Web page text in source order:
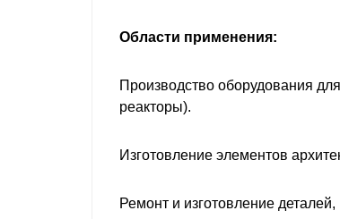
Области применения:
Производство оборудования
реакторы).
Изготовление элементов
Ремонт и изготовление